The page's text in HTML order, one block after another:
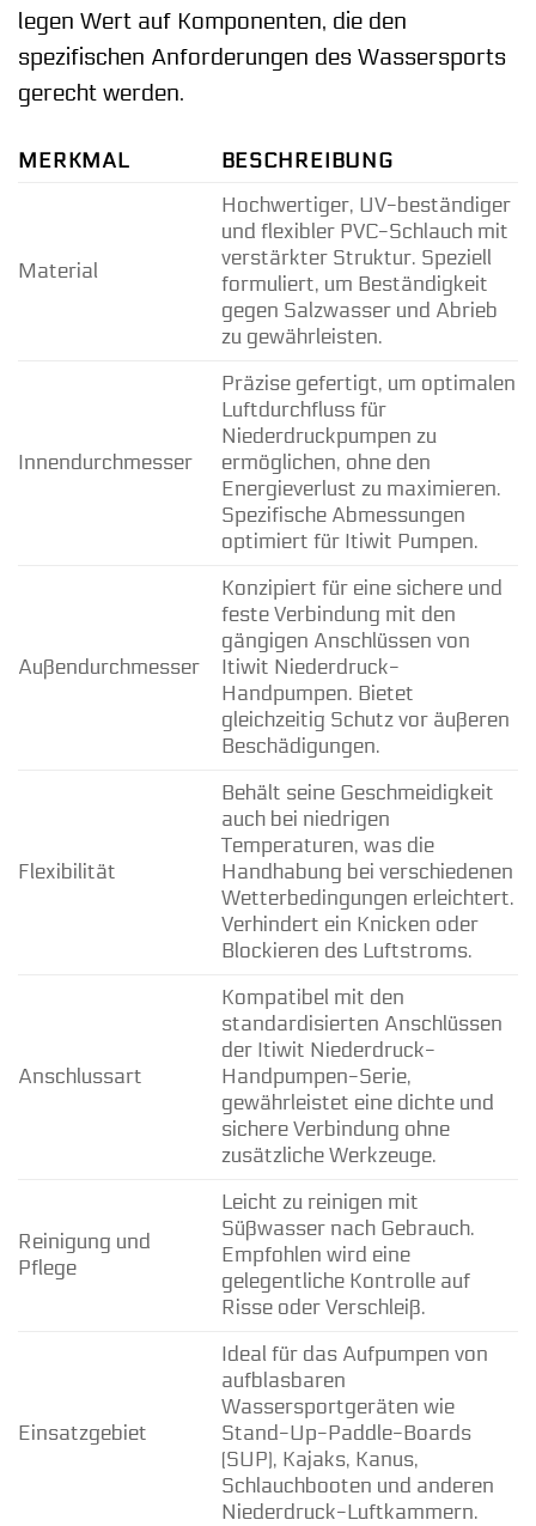
legen Wert auf Komponenten, die den
spezifischen Anforderungen des Wassersports
gerecht werden.
MERKMAL BESCHREIBUNG
Material
Hochwertiger, UV-beständiger
und flexibler PVC-Schlauch mit
verstärkter Struktur. Speziell
formuliert, um Beständigkeit
gegen Salzwasser und Abrieb
zu gewährleisten.
Innendurchmesser
Präzise gefertigt, um optimalen
Luftdurchfluss für
Niederdruckpumpen zu
ermöglichen, ohne den
Energieverlust zu maximieren.
Spezifische Abmessungen
optimiert für Itiwit Pumpen.
Außendurchmesser
Konzipiert für eine sichere und
feste Verbindung mit den
gängigen Anschlüssen von
Itiwit Niederdruck-
Handpumpen. Bietet
gleichzeitig Schutz vor äußeren
Beschädigungen.
Flexibilität
Behält seine Geschmeidigkeit
auch bei niedrigen
Temperaturen, was die
Handhabung bei verschiedenen
Wetterbedingungen erleichtert.
Verhindert ein Knicken oder
Blockieren des Luftstroms.
Anschlussart
Kompatibel mit den
standardisierten Anschlüssen
der Itiwit Niederdruck-
Handpumpen-Serie,
gewährleistet eine dichte und
sichere Verbindung ohne
zusätzliche Werkzeuge.
Reinigung und
Pflege
Leicht zu reinigen mit
Süßwasser nach Gebrauch.
Empfohlen wird eine
gelegentliche Kontrolle auf
Risse oder Verschleiß.
Einsatzgebiet
Ideal für das Aufpumpen von
aufblasbaren
Wassersportgeräten wie
Stand-Up-Paddle-Boards
(SUP), Kajaks, Kanus,
Schlauchbooten und anderen
Niederdruck-Luftkammern.